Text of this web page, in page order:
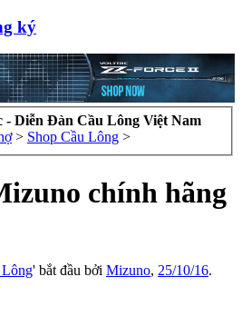
ký
Diễn Đàn Cầu Lông Việt Nam
> Shop Cầu Lông >
chính hãng
Lông' bắt đầu bởi Mizuno, 25/10/16.